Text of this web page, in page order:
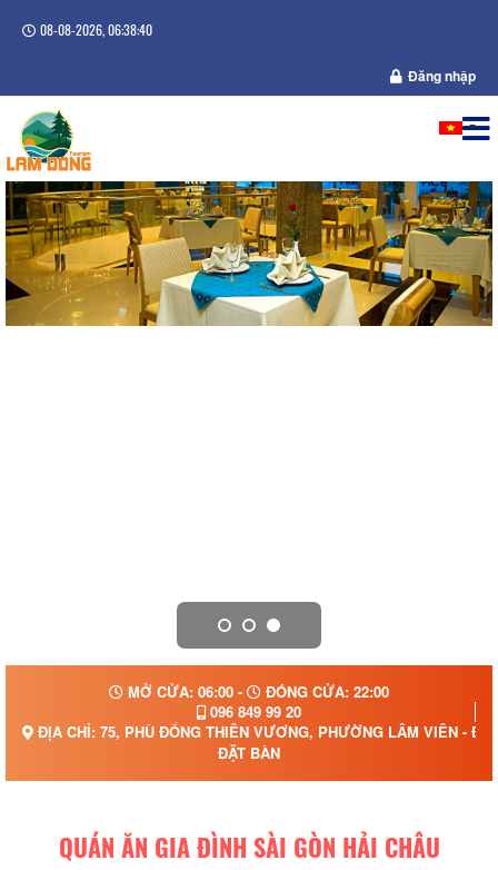
08-08-2026, 06:38:40
Đăng nhập
MỞ CỬA: 06:00 -
ĐÓNG CỬA: 22:00
096 849 99 20
ĐỊA CHỈ: 75, PHÙ ĐỔNG THIÊN VƯƠNG, PHƯỜNG LÂM VIÊN - ĐÀ
ĐẶT BÀN
QUÁN ĂN GIA ĐÌNH SÀI GÒN HẢI CHÂU